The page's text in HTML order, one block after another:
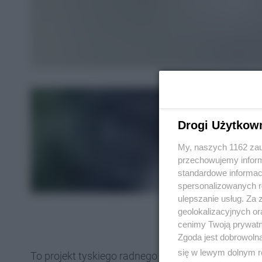
To projekt tyskiego radnego Michała
Drogi
My, naszych 1162
przechowujemy
standardowe
spersonalizowanych
ulepszanie usług.
geolokalizacyjnych
cenimy Twoją
Zgoda jest
się w lewym dolnym